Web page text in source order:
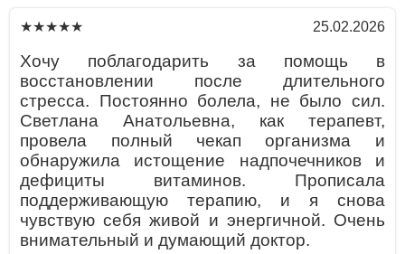
★★★★★ 25.02.2026
Хочу поблагодарить за помощь в
восстановлении после длительного
стресса. Постоянно болела, не было сил.
Светлана Анатольевна, как терапевт,
провела полный чекап организма и
обнаружила истощение надпочечников и
дефициты витаминов. Прописала
поддерживающую терапию, и я снова
чувствую себя живой и энергичной. Очень
внимательный и думающий доктор.